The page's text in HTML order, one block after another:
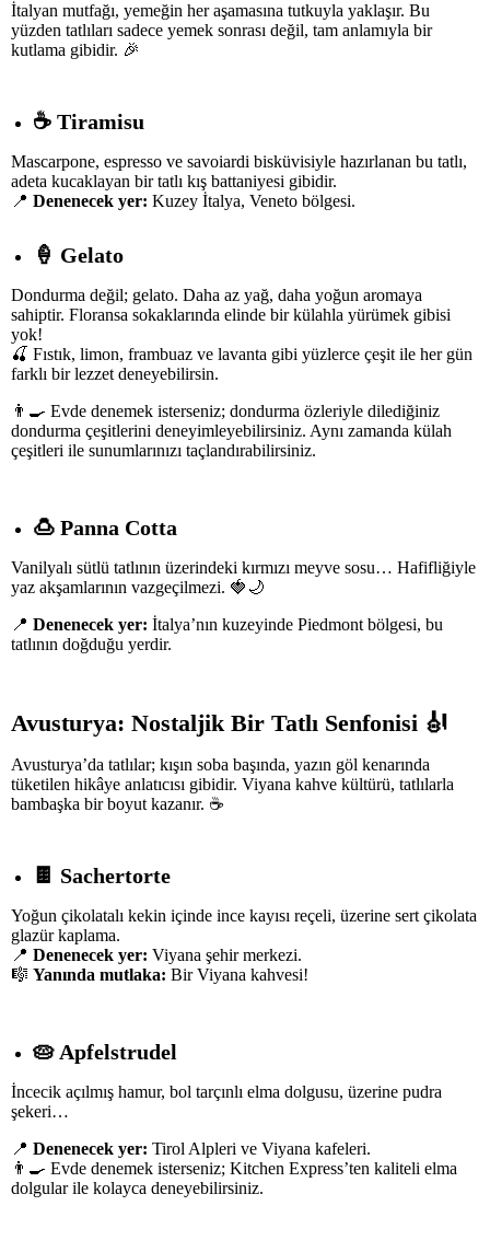
İtalyan mutfağı, yemeğin her aşamasına tutkuyla yaklaşır. Bu
yüzden tatlıları sadece yemek sonrası değil, tam anlamıyla bir
kutlama gibidir. 🎉
☕ Tiramisu
Mascarpone, espresso ve savoiardi bisküvisiyle hazırlanan bu tatlı,
adeta kucaklayan bir tatlı kış battaniyesi gibidir.
📍 Denenecek yer: Kuzey İtalya, Veneto bölgesi.
🍦 Gelato
Dondurma değil; gelato. Daha az yağ, daha yoğun aromaya
sahiptir. Floransa sokaklarında elinde bir külahla yürümek gibisi
yok!
🍒 Fıstık, limon, frambuaz ve lavanta gibi yüzlerce çeşit ile her gün
farklı bir lezzet deneyebilirsin.
👨‍🍳 Evde denemek isterseniz; dondurma özleriyle dilediğiniz
dondurma çeşitlerini deneyimleyebilirsiniz. Aynı zamanda külah
çeşitleri ile sunumlarınızı taçlandırabilirsiniz.
🍮 Panna Cotta
Vanilyalı sütlü tatlının üzerindeki kırmızı meyve sosu… Hafifliğiyle
yaz akşamlarının vazgeçilmezi. 🍓🌙
📍 Denenecek yer: İtalya’nın kuzeyinde Piedmont bölgesi, bu
tatlının doğduğu yerdir.
Avusturya: Nostaljik Bir Tatlı Senfonisi 🎻
Avusturya’da tatlılar; kışın soba başında, yazın göl kenarında
tüketilen hikâye anlatıcısı gibidir. Viyana kahve kültürü, tatlılarla
bambaşka bir boyut kazanır. ☕
🍫 Sachertorte
Yoğun çikolatalı kekin içinde ince kayısı reçeli, üzerine sert çikolata
glazür kaplama.
📍 Denenecek yer: Viyana şehir merkezi.
🎼 Yanında mutlaka: Bir Viyana kahvesi!
🥧 Apfelstrudel
İncecik açılmış hamur, bol tarçınlı elma dolgusu, üzerine pudra
şekeri…
📍 Denenecek yer: Tirol Alpleri ve Viyana kafeleri.
👨‍🍳 Evde denemek isterseniz; Kitchen Express’ten kaliteli elma
dolgular ile kolayca deneyebilirsiniz.